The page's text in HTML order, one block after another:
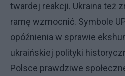
twardej reakcji. Ukraina też
ramę wzmocnić. Symbole
opóźnienia w sprawie
ukraińskiej polityki
Polsce prawdziwe